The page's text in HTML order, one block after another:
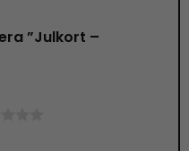
”Julkort –